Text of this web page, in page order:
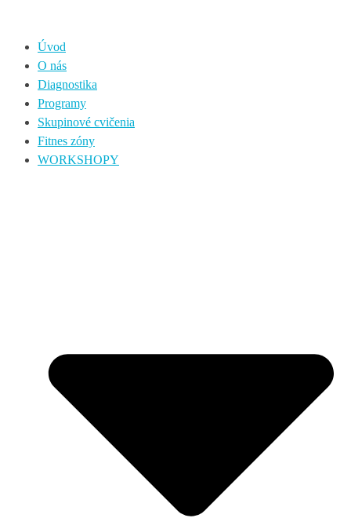
Úvod
O nás
Diagnostika
Programy
Skupinové cvičenia
Fitnes zóny
WORKSHOPY